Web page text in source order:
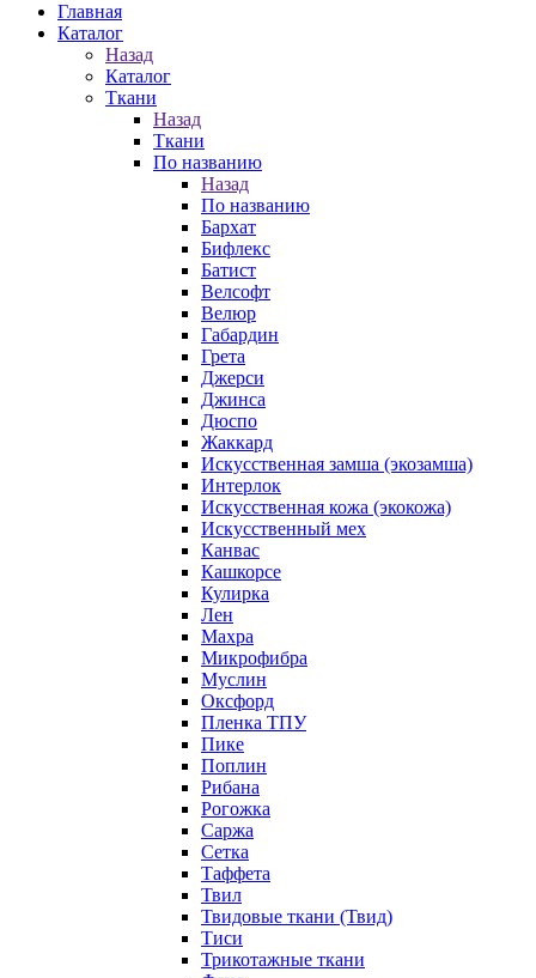
Главная
Каталог
Назад
Каталог
Ткани
Назад
Ткани
По названию
Назад
По названию
Бархат
Бифлекс
Батист
Велсофт
Велюр
Габардин
Грета
Джерси
Джинса
Дюспо
Жаккард
Искусственная замша (экозамша)
Интерлок
Искусственная кожа (экокожа)
Искусственный мех
Канвас
Кашкорсе
Кулирка
Лен
Махра
Микрофибра
Муслин
Оксфорд
Пленка ТПУ
Пике
Поплин
Рибана
Рогожка
Саржа
Сетка
Таффета
Твил
Твидовые ткани (Твид)
Тиси
Трикотажные ткани